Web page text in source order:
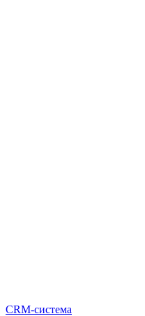
CRM-система